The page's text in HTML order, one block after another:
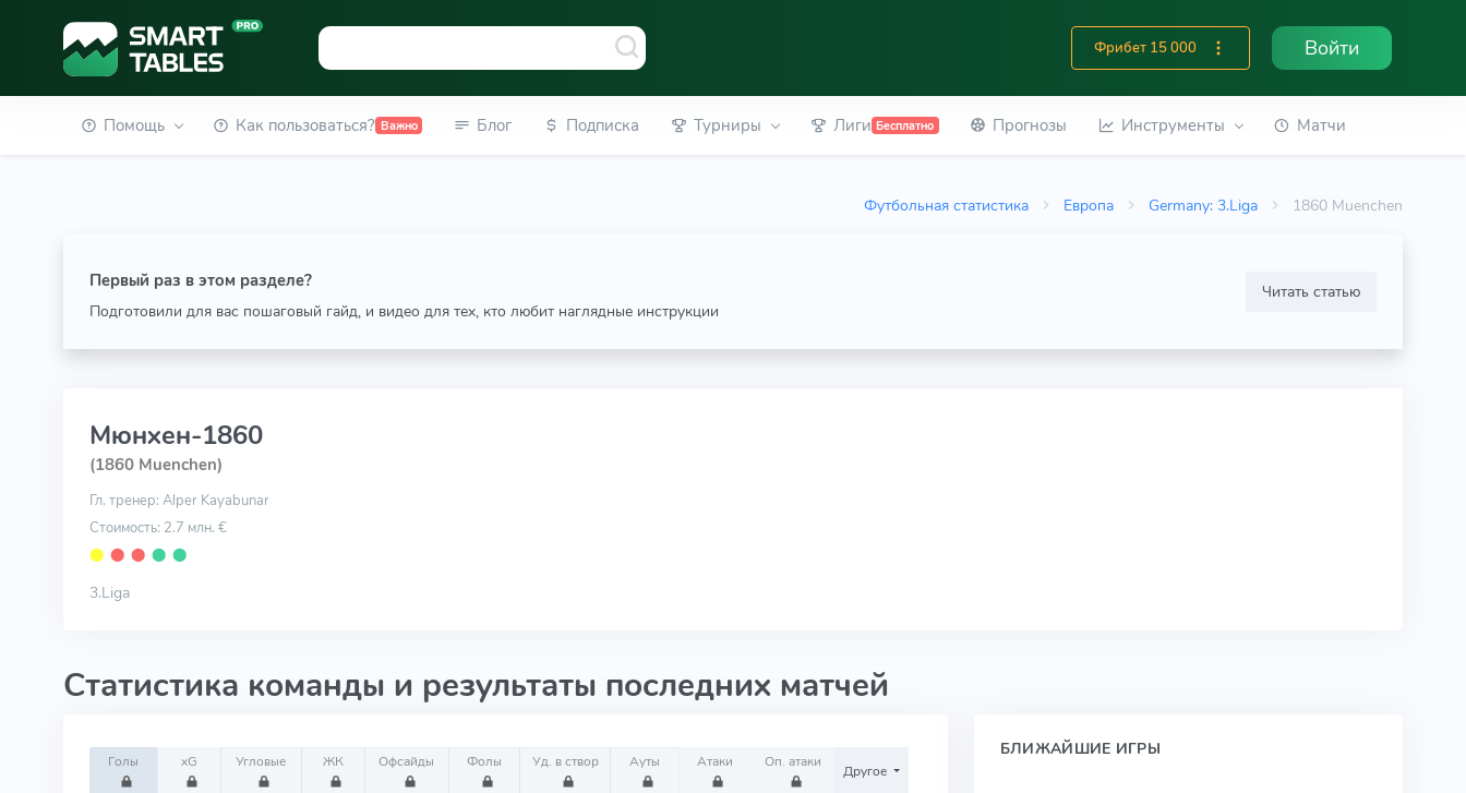
Фрибет 15 000 Войти
Помощь Как пользоваться? Важно Блог Подписка Турниры Лиги Бесплатно Прогнозы Инструменты Матчи
Футбольная статистика Европа Germany: 3.Liga 1860 Muenchen
Первый раз в этом разделе?
Подготовили для вас пошаговый гайд, и видео для тех, кто любит наглядные инструкции
Читать статью
Мюнхен-1860
(1860 Muenchen)
Гл. тренер: Alper Kayabunar
Стоимость: 2.7 млн. €
⬤ ⬤ ⬤ ⬤ ⬤
3.Liga
Статистика команды и результаты последних матчей
Голы xG Угловые ЖК Офсайды Фолы Уд. в створ Ауты Атаки Оп. атаки
Другое
БЛИЖАЙШИЕ ИГРЫ